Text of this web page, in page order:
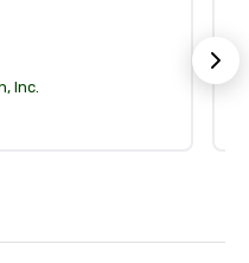
Inc.